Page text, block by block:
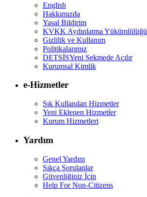
English
Hakkımızda
Yasal Bildirim
KVKK Aydınlatma Yükümlülüğü
Gizlilik ve Kullanım
Politikalarımız
DETSİSYeni Sekmede Açılır
Kurumsal Kimlik
e-Hizmetler
Sık Kullanılan Hizmetler
Yeni Eklenen Hizmetler
Kurum Hizmetleri
Yardım
Genel Yardım
Sıkça Sorulanlar
Güvenliğiniz İçin
Help For Non-Citizens